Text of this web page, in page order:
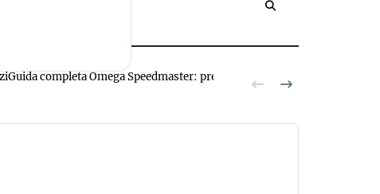
Guida completa Omega Speedmaster: prezzi, modelli, valutazioni